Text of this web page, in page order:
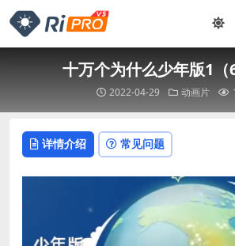
十万个为什么少年版1（
2022-04-29 动画片
详情介绍 常见问题